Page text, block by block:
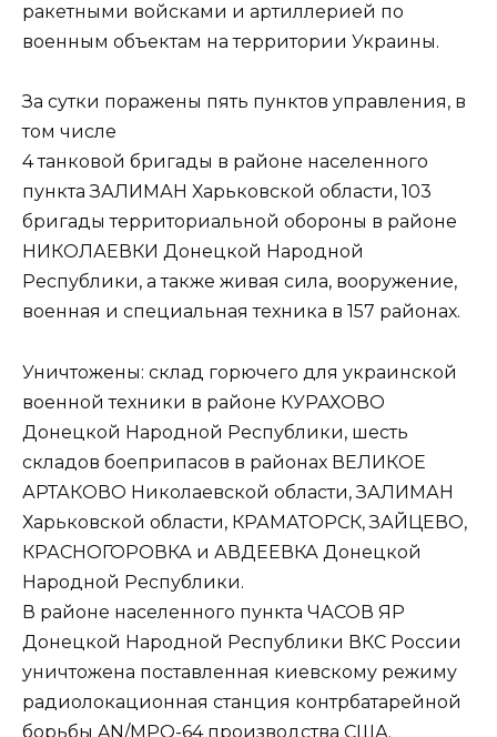
ракетными войсками и артиллерией по
военным объектам на территории Украины.
За сутки поражены пять пунктов управления, в
том числе
4 танковой бригады в районе населенного
пункта ЗАЛИМАН Харьковской области, 103
бригады территориальной обороны в районе
НИКОЛАЕВКИ Донецкой Народной
Республики, а также живая сила, вооружение,
военная и специальная техника в 157 районах.
Уничтожены: склад горючего для украинской
военной техники в районе КУРАХОВО
Донецкой Народной Республики, шесть
складов боеприпасов в районах ВЕЛИКОЕ
АРТАКОВО Николаевской области, ЗАЛИМАН
Харьковской области, КРАМАТОРСК, ЗАЙЦЕВО,
КРАСНОГОРОВКА и АВДЕЕВКА Донецкой
Народной Республики.
В районе населенного пункта ЧАСОВ ЯР
Донецкой Народной Республики ВКС России
уничтожена поставленная киевскому режиму
радиолокационная станция контрбатарейной
борьбы AN/MPQ-64 производства США.